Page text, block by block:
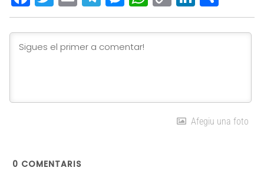
Link
Afegiu una foto
0 COMENTARIS